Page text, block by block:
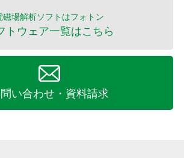
磁場解析ソフトはフォトン
トウェア一覧はこちら
い合わせ・資料請求